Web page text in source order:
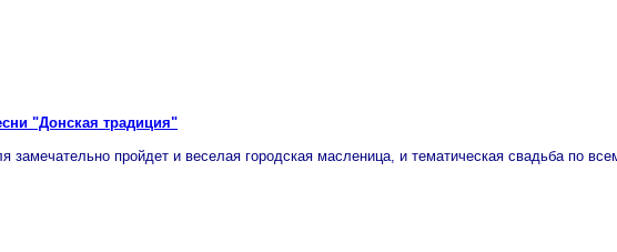
"Донская традиция"
замечательно пройдет и веселая городская масленица, и тематическая свадьба по